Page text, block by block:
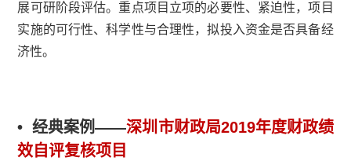
展可研阶段评估。重点项目立项的必要性、紧迫性，项目
实施的可行性、科学性与合理性，拟投入资金是否具备经
济性。
• 经典案例——深圳市财政局2019年度财政绩
效自评复核项目